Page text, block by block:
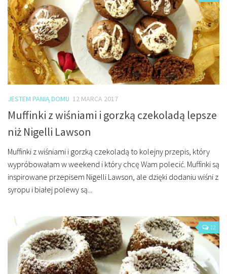
JESTEM PANIĄ DOMU 12 MARCA 2017
Muffinki z wiśniami i gorzką czekoladą lepsze
niż Nigelli Lawson
Muffinki z wiśniami i gorzką czekoladą to kolejny przepis, który
wypróbowałam w weekend i który chcę Wam polecić. Muffinki są
inspirowane przepisem Nigelli Lawson, ale dzięki dodaniu wiśni z
syropu i białej polewy są...
12